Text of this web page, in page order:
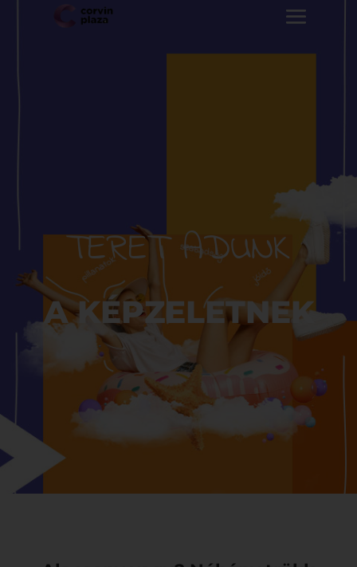
TERET ADUNK
A KÉPZELETNEK